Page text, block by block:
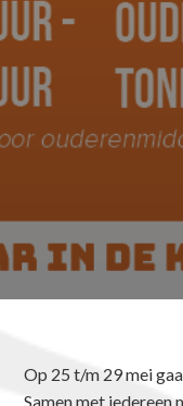
Op 25 t/m 29 mei
Samen met iedereen